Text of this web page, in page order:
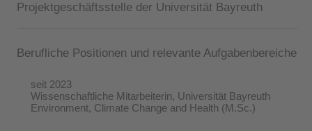
Projektgeschäftsstelle der Universität Bayreuth
Berufliche Positionen und relevante Aufgabenbereiche
seit 2023
Wissenschaftliche Mitarbeiterin, Universität Bayreuth
Environment, Climate Change and Health (M.Sc.)